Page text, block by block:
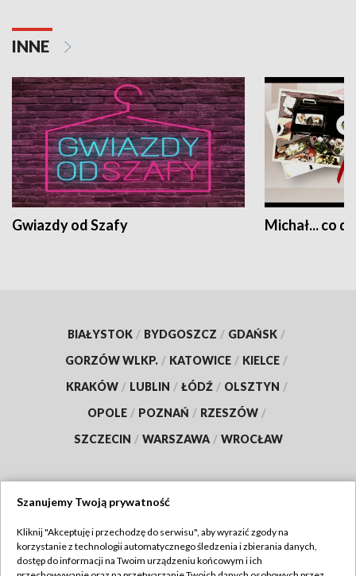
INNE
Gwiazdy od Szafy Michał... co
BIAŁYSTOK / BYDGOSZCZ / GDAŃSK /
GORZÓW WLKP. / KATOWICE / KIELCE /
KRAKÓW / LUBLIN / ŁÓDŹ / OLSZTYN /
OPOLE / POZNAŃ / RZESZÓW /
SZCZECIN / WARSZAWA / WROCŁAW
TVP
Szanujemy Twoją prywatność
Kliknij "Akceptuję i przechodzę do serwisu", aby wyrazić zgody na
korzystanie z technologii automatycznego śledzenia i zbierania danych,
dostęp do informacji na Twoim urządzeniu końcowym i ich